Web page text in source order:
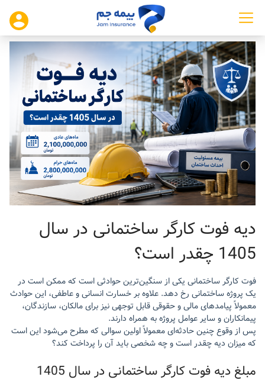
دیه فوت کارگر ساختمانی در سال
1405 چقدر است؟
فوت کارگر ساختمانی یکی از سنگین‌ترین حوادثی است که ممکن است در
یک پروژه ساختمانی رخ دهد. علاوه بر خسارت انسانی و عاطفی، این حوادث
معمولاً پیامدهای مالی و حقوقی قابل توجهی نیز برای مالکان، سازندگان،
پیمانکاران و سایر عوامل پروژه به همراه دارند.
پس از وقوع چنین حادثه‌ای معمولاً اولین سوالی که مطرح می‌شود این است
که میزان دیه چقدر است و چه شخصی باید آن را پرداخت کند؟
مبلغ دیه فوت کارگر ساختمانی در سال 1405